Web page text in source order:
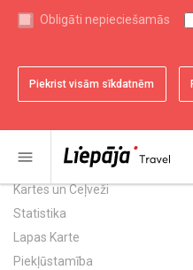
Obligāti nepieciešamās
Piekrist visām sīkdatnēm
menu
Liepājas sports
Kurzemes tūrisms
Noderīgi
Kartes un Ceļveži
Statistika
Lapas Karte
Piekļūstamība